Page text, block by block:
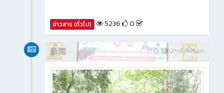
ข่าวสาร (ทั่วไป) 5236 0
3 สัปดาห์ ที่ผ่านมา
新闻